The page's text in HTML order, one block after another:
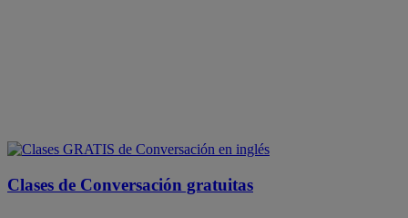
Clases de Conversación gratuitas